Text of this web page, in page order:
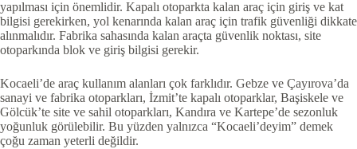
yapılması için önemlidir. Kapalı otoparkta kalan araç için giriş ve kat
bilgisi gerekirken, yol kenarında kalan araç için trafik güvenliği dikkate
alınmalıdır. Fabrika sahasında kalan araçta güvenlik noktası, site
otoparkında blok ve giriş bilgisi gerekir.
Kocaeli’de araç kullanım alanları çok farklıdır. Gebze ve Çayırova’da
sanayi ve fabrika otoparkları, İzmit’te kapalı otoparklar, Başiskele ve
Gölcük’te site ve sahil otoparkları, Kandıra ve Kartepe’de sezonluk
yoğunluk görülebilir. Bu yüzden yalnızca “Kocaeli’deyim” demek
çoğu zaman yeterli değildir.